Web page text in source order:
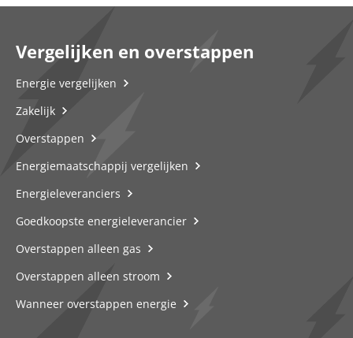
Vergelijken en overstappen
Energie vergelijken
Zakelijk
Overstappen
Energiemaatschappij vergelijken
Energieleveranciers
Goedkoopste energieleverancier
Overstappen alleen gas
Overstappen alleen stroom
Wanneer overstappen energie